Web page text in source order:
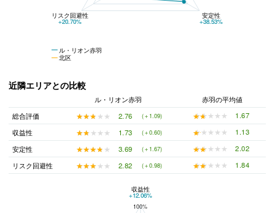
ル・リオン赤羽
北区
リスク回避性
+20.70%
安定性
+38.53%
近隣エリアとの比較
ル・リオン赤羽
赤羽の平均値
総合評価
★★★★★
★★★★★ 2.76 (＋1.09) ★★★★★
★★★★★
1.67
収益性
★★★★★
★★★★★ 1.73 (＋0.60) ★★★★★
★★★★★
1.13
安定性
★★★★★
★★★★★ 3.69 (＋1.67) ★★★★★
★★★★★
2.02
リスク回避性
★★★★★
★★★★★ 2.82 (＋0.98) ★★★★★
★★★★★ 1.84
100%
収益性
+12.06%